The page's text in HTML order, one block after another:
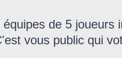
équipes de 5 joueurs
vous public qui